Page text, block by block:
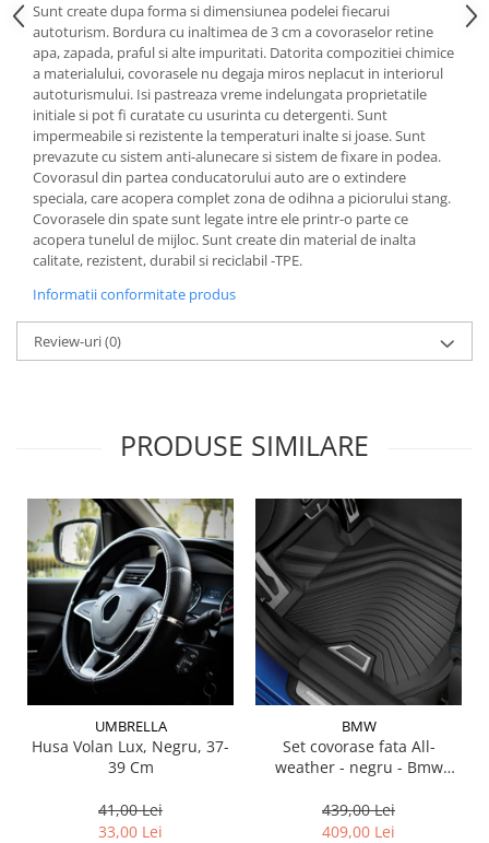
Filtre moto
Filtru combustibil
Buson golire ulei
Filtru ulei moto
Filtru aer moto
Intretinere si curatare filtre moto
Intretinere moto
Intretinere echipament moto
Curatare moto
Antifurt
Suporti si placi prindere
Sunt create dupa forma si dimensiunea podelei fiecarui
autoturism. Bordura cu inaltimea de 3 cm a covoraselor retine
apa, zapada, praful si alte impuritati. Datorita compozitiei chimice
a materialului, covorasele nu degaja miros neplacut in interiorul
autoturismului. Isi pastreaza vreme indelungata proprietatile
initiale si pot fi curatate cu usurinta cu detergenti. Sunt
impermeabile si rezistente la temperaturi inalte si joase. Sunt
prevazute cu sistem anti-alunecare si sistem de fixare in podea.
Covorasul din partea conducatorului auto are o extindere
speciala, care acopera complet zona de odihna a piciorului stang.
Covorasele din spate sunt legate intre ele printr-o parte ce
acopera tunelul de mijloc. Sunt create din material de inalta
calitate, rezistent, durabil si reciclabil -TPE.
Informatii conformitate produs
Review-uri(0)
PRODUSE SIMILARE
UMBRELLA
Husa Volan Lux, Negru, 37-
39 Cm
41,00 Lei
33,00 Lei
BMW
Set covorase fata All-
weather - negru - Bmw
4 G22
439,00 Lei
409,00 Lei